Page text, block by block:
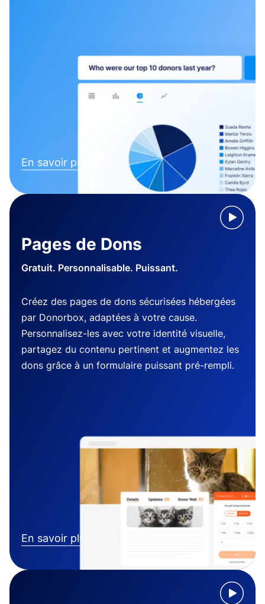
En savoir plus
Pages de Dons
Gratuit. Personnalisable. Puissant.
Créez des pages de dons sécurisées hébergées
par Donorbox, adaptées à votre cause.
Personnalisez-les avec votre identité visuelle,
partagez du contenu pertinent et augmentez les
dons grâce à un formulaire puissant pré-rempli.
En savoir plus